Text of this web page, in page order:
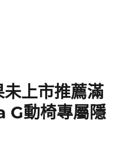
上市推薦滿
G動椅專屬隱